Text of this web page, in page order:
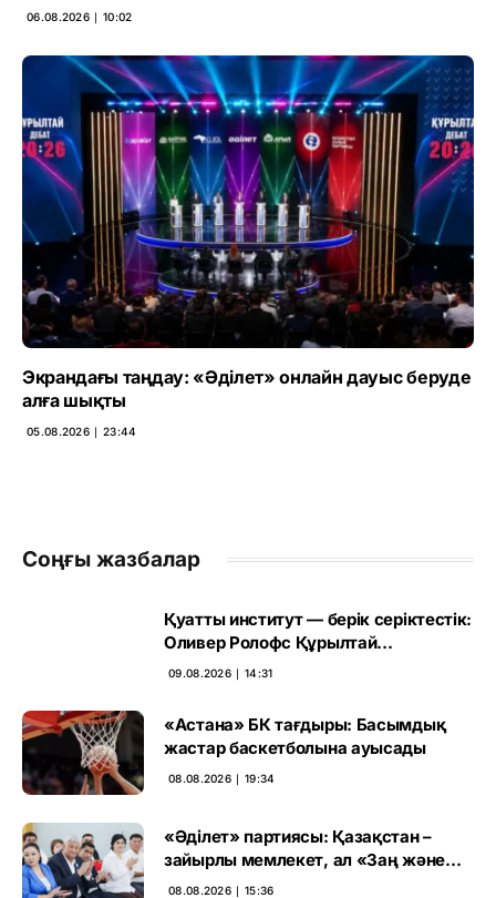
06.08.2026 ∣ 10:02
Экрандағы таңдау: «Әділет» онлайн дауыс беруде
алға шықты
05.08.2026 ∣ 23:44
Соңғы жазбалар
Қуатты институт — берік серіктестік:
Оливер Ролофс Құрылтай
сайлауының маңызын бағалады
09.08.2026 ∣ 14:31
«Астана» БК тағдыры: Басымдық
жастар баскетболына ауысады
08.08.2026 ∣ 19:34
«Әділет» партиясы: Қазақстан –
зайырлы мемлекет, ал «Заң және
тәртіп» қағидаты баршаға міндетті
08.08.2026 ∣ 15:36